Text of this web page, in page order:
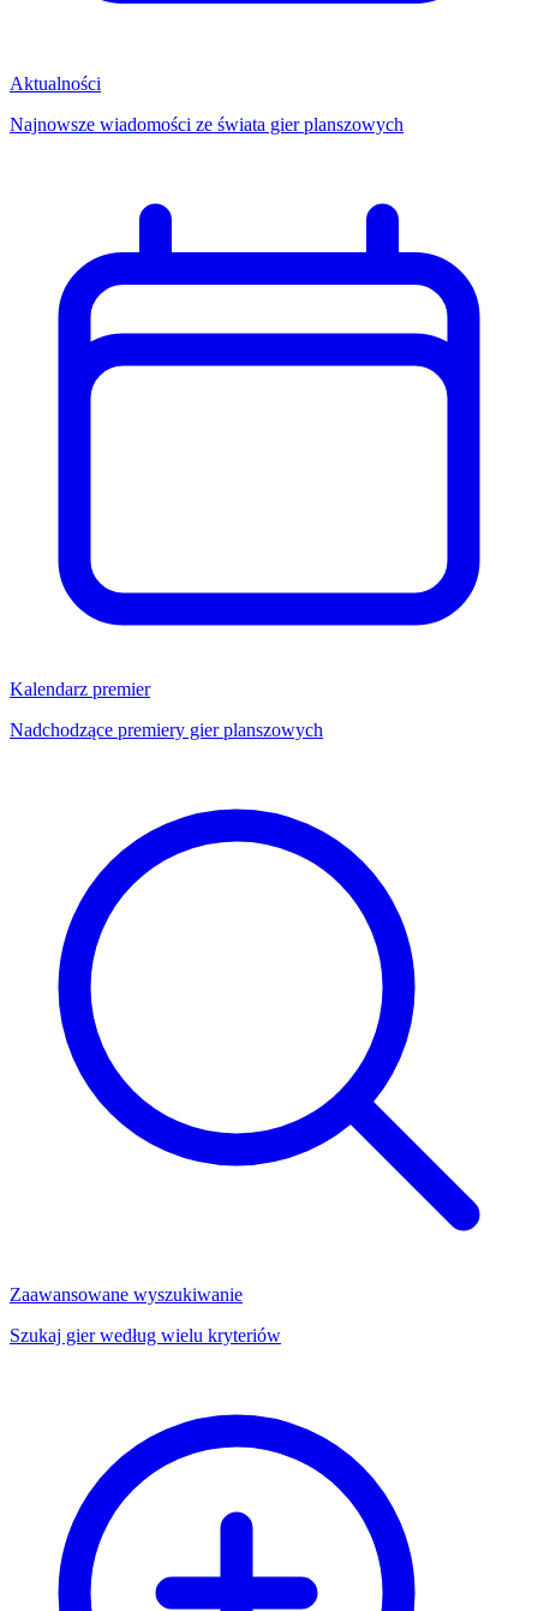
Aktualności
Najnowsze wiadomości ze świata gier planszowych
Kalendarz premier
Nadchodzące premiery gier planszowych
Zaawansowane wyszukiwanie
Szukaj gier według wielu kryteriów